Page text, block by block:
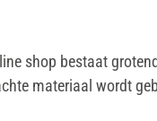
shop bestaat
materiaal wordt